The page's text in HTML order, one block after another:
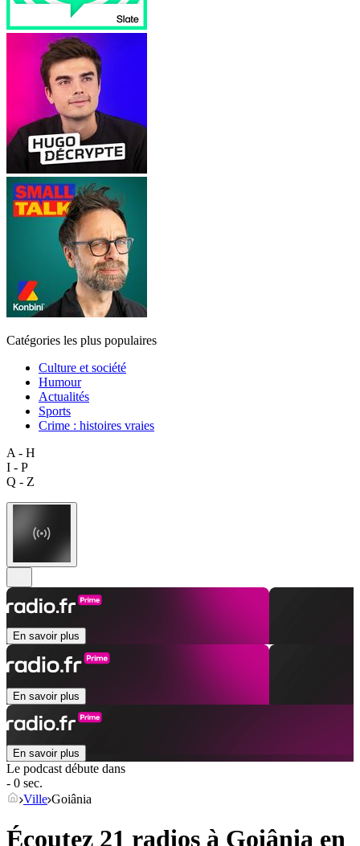
Catégories les plus populaires
Culture et société
Humour
Actualités
Sports
Crime : histoires vraies
A - H
I - P
Q - Z
En savoir plus
En savoir plus
En savoir plus
Le podcast débute dans
- 0 sec.
Ville Goiânia
Écoutez 21 radios à Goiânia en